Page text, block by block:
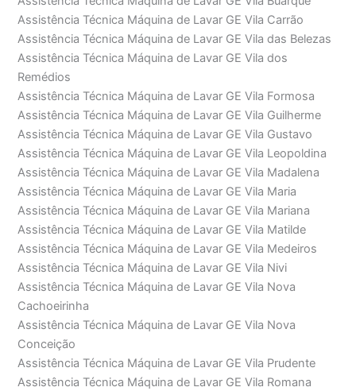
Assistência Técnica Máquina de Lavar GE Vila Carrão
Assistência Técnica Máquina de Lavar GE Vila das Belezas
Assistência Técnica Máquina de Lavar GE Vila dos
Remédios
Assistência Técnica Máquina de Lavar GE Vila Formosa
Assistência Técnica Máquina de Lavar GE Vila Guilherme
Assistência Técnica Máquina de Lavar GE Vila Gustavo
Assistência Técnica Máquina de Lavar GE Vila Leopoldina
Assistência Técnica Máquina de Lavar GE Vila Madalena
Assistência Técnica Máquina de Lavar GE Vila Maria
Assistência Técnica Máquina de Lavar GE Vila Mariana
Assistência Técnica Máquina de Lavar GE Vila Matilde
Assistência Técnica Máquina de Lavar GE Vila Medeiros
Assistência Técnica Máquina de Lavar GE Vila Nivi
Assistência Técnica Máquina de Lavar GE Vila Nova
Cachoeirinha
Assistência Técnica Máquina de Lavar GE Vila Nova
Conceição
Assistência Técnica Máquina de Lavar GE Vila Prudente
Assistência Técnica Máquina de Lavar GE Vila Romana